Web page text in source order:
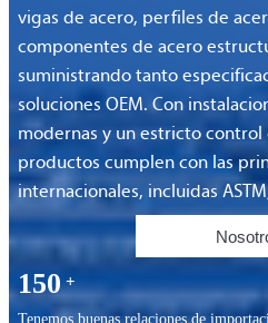
vigas de acero, perfiles de
componentes de acero
suministrando tanto
soluciones OEM. Con
modernas y un estricto control
productos cumplen con las
internacionales, incluidas ASTM,
150 +
Tenemos buenas relaciones de